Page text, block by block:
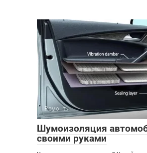
Ремонт
Шумоизоляция
своими руками